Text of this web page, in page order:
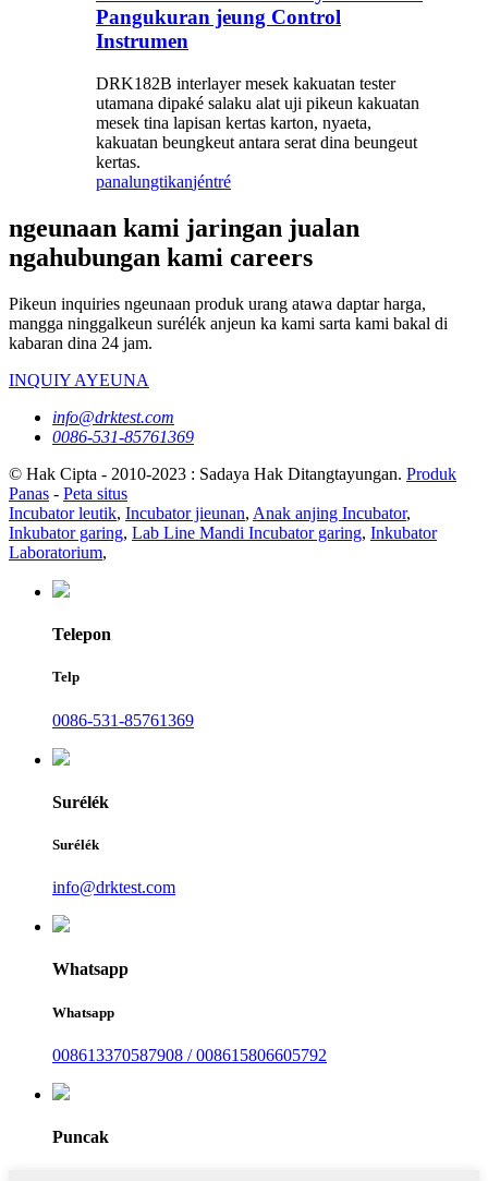
Pangukuran jeung Control
Instrumen
DRK182B interlayer mesek kakuatan tester
utamana dipaké salaku alat uji pikeun kakuatan
mesek tina lapisan kertas karton, nyaeta,
kakuatan beungkeut antara serat dina beungeut
kertas.
panalungtikanjéntré
ngeunaan kami jaringan jualan
ngahubungan kami careers
Pikeun inquiries ngeunaan produk urang atawa daptar harga,
mangga ninggalkeun surélék anjeun ka kami sarta kami bakal di
kabaran dina 24 jam.
INQUIY AYEUNA
info@drktest.com
0086-531-85761369
© Hak Cipta - 2010-2023 : Sadaya Hak Ditangtayungan. Produk
Panas - Peta situs
Incubator leutik, Incubator jieunan, Anak anjing Incubator,
Inkubator garing, Lab Line Mandi Incubator garing, Inkubator
Laboratorium,
Telepon
Telp
0086-531-85761369
Surélék
Surélék
info@drktest.com
Whatsapp
Whatsapp
008613370587908 / 008615806605792
Puncak